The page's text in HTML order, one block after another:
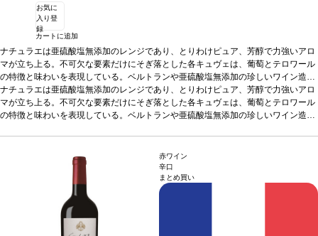
お気に
入り登
録
カートに追加
ナチュラエは亜硫酸塩無添加のレンジであり、とりわけピュア、芳醇で力強いアロ
マが立ち上る。不可欠な要素だけにそぎ落とした各キュヴェは、葡萄とテロワール
の特徴と味わいを表現している。ベルトランや亜硫酸塩無添加の珍しいワイン造り
に関して理解の深い栽培家の知識から産まれた。厳格な栽培の基準に従って、葡萄
は栽培された。また、ナチュラエは、動物搾取に反対する消費者向けのビーガンの
レンジでもある。力強く、フルーティなナチュラエは、環境に配慮しながらも、テ
たし、胡椒やコリアンダーを含む長い余韻のフィニッシュが続く素晴らしくエレガ
合う料理 マリネした肉や野菜、ナスとトマトのグラタン
ベルネ・ソーヴィニヨン 100%
「Agriculture Biologique」認証、亜硫酸塩(SO
2)無添加/ヴィーガンフリー
*本ヴィンテージが在庫切れの場合、在庫があり価格が
同様の場合は自動的に次のヴィンテージに変更されます、ご了承ください。
ナチュラエは亜硫酸塩無添加のレンジであり、とりわけピュア、芳醇で力強いアロ
マが立ち上る。不可欠な要素だけにそぎ落とした各キュヴェは、葡萄とテロワール
の特徴と味わいを表現している。ベルトランや亜硫酸塩無添加の珍しいワイン造り
レンジでもある。力強く、フルーティなナチュラエは、環境に配慮しながらも、テ
ロワールのユニークな体験を飲み手に提供する。
色。煮た果実のスパイシーさが漂い、トーストを感じる。黒果実の風味が口中を満
たし、胡椒やコリアンダーを含む長い余韻のフィニッシュが続く素晴らしくエレガ
合う料理 マリネした肉や野菜、ナスとトマトのグラタン
ベルネ・ソーヴィニヨン 100%
2)無添加/ヴィーガンフリー
赤ワイン
辛口
まとめ買い